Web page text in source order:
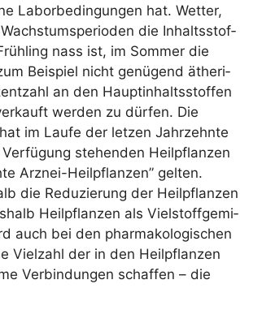
Labor­be­din­gun­gen hat. Wet­ter,
die Inhalts­stof­
nass ist, im Som­mer die
Bei­spiel nicht genü­gend äthe­ri­
an den Haupt­in­halts­stof­fen
wer­den zu dür­fen. Die
im Lau­fe der let­zen Jahr­zehn­te
ste­hen­den Heil­pflan­zen
Arz­nei-Heil­pflan­zen” gel­ten.
die Redu­zie­rung der Heil­pflan­zen
Heil­pflan­zen als Viel­stoff­ge­mi­
auch bei den phar­ma­ko­lo­gi­schen
Viel­zahl der in den Heil­pflan­zen
Ver­bin­dun­gen schaf­fen – die